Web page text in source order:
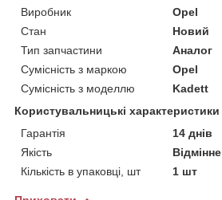
Виробник
Opel
Стан
Новий
Тип запчастини
Аналог
Сумісність з маркою
Opel
Сумісність з моделлю
Kadett
Користувальницькі характеристики
Гарантія
14 днів
Якість
Відмінне
Кількість в упаковці, шт
1 шт